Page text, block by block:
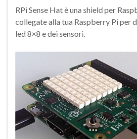
RPi Sense Hat è una shield per
collegate alla tua Raspberry Pi per
led 8×8 e dei sensori.